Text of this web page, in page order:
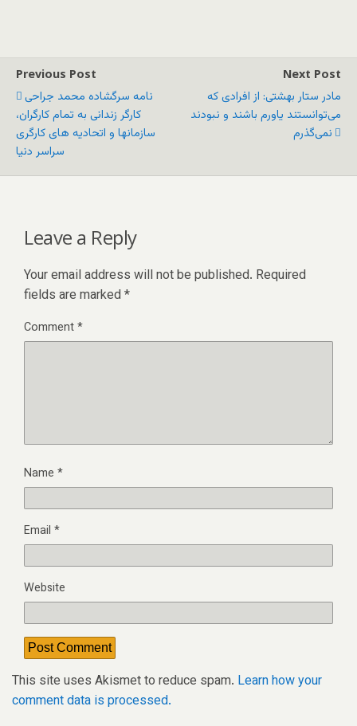
Previous Post
نامه سرگشاده محمد جراحی
کارگر زندانی به تمام کارگران،
سازمانها و اتحادیه های کارگری
سراسر دنیا
Next Post
مادر ستار بهشتی: از افرادی که
می‌توانستند یاورم باشند و نبودند
نمی‌گذرم
Leave a Reply
Your email address will not be published. Required
fields are marked *
Comment*
Name *
Email *
Website
This site uses Akismet to reduce spam. Learn how your
comment data is processed.